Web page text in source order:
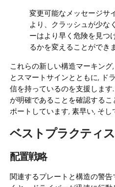
変更可能なメッセージサ
より、クラッシュが少な
ーはより早く危険を見つ
るかを変えることができ
これらの新しい構造マーキン
とスマートサインとともに, ド
信を持っているのを支援しま
が明確であることを確認する
ポートしています, 素早い, そ
ベストプラクティ
配置戦略
関連するプレートと構造の警